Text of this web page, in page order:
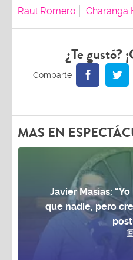
Raul Romero Charanga
¿Te gustó?
MAS EN
Javier Masías:
que nadie, pero